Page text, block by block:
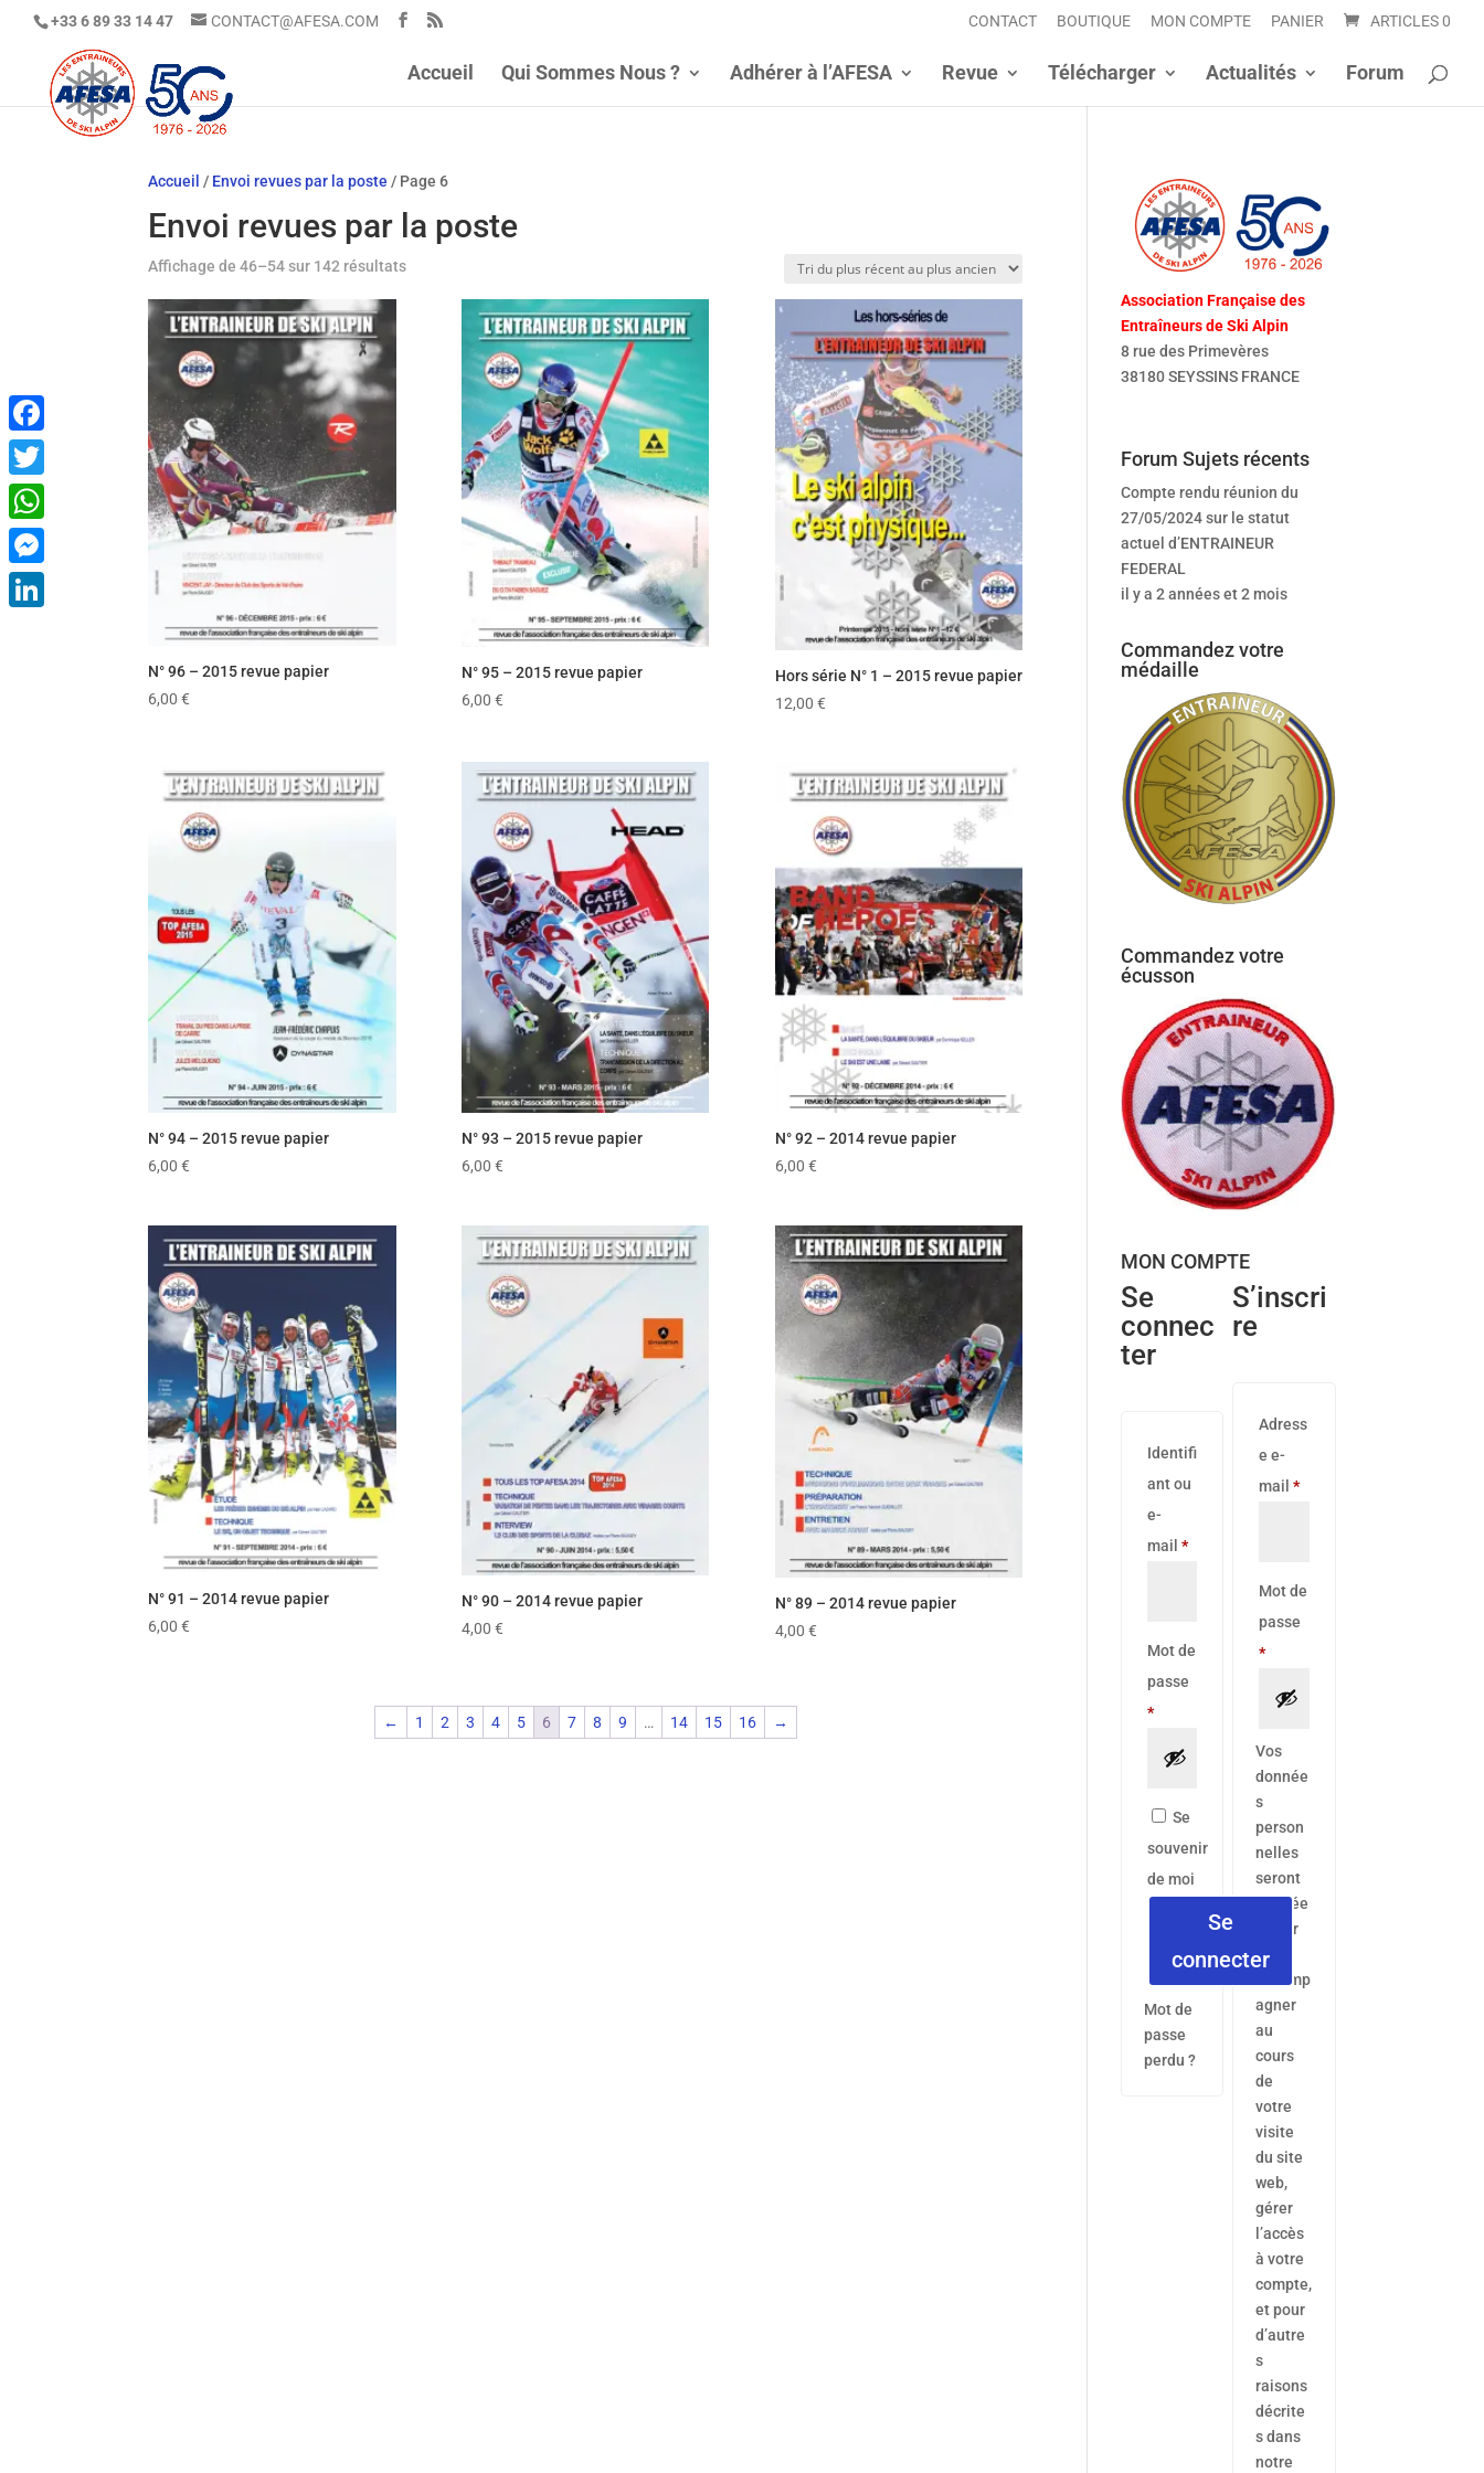
+33 6 89 33 14 47 CONTACT@AFESA.COM CONTACT BOUTIQUE MON COMPTE PANIER ARTICLES 0
Accueil Qui Sommes Nous ? Adhérer à l’AFESA Revue Télécharger Actualités Forum
Accueil / Envoi revues par la poste / Page 6
Envoi revues par la poste
Affichage de 46–54 sur 142 résultatsTrié
N° 96 – 2015 revue papier
6,00€
N° 95 – 2015 revue papier
6,00 €
Hors série N° 1 – 2015 revue papier
12,00 €
N° 94 – 2015 revue papier
6,00€
N° 93 – 2015 revue papier
6,00 €
N° 92 – 2014 revue papier
6,00 €
N° 91 – 2014 revue papier
6,00€
N° 90 – 2014 revue papier
4,00 €
N° 89 – 2014 revue papier
4,00 €
← 1 2 3 4 5 6 7 8 9 … 14 15 16 →
Association Française des
Entraîneurs de Ski Alpin
8 rue des Primevères
38180 SEYSSINS FRANCE
Forum Sujets récents
Compte rendu réunion du
27/05/2024 sur le statut
actuel d’ENTRAINEUR
FEDERAL
il y a 2 années et 2 mois
Commandez votre
médaille
Commandez votre
écusson
MON COMPTE
Se
connec
ter
Identifi
ant ou
e-
mail*Obligatoire
Mot de
passe
*Obligatoire
Se
souvenir
de moi
Se
connecter
Mot de
passe
perdu ?
S’inscri
re
Adress
e e-
mail*Obligatoire
Mot de
passe
*Obligatoire
Vos
donnée
s
person
nelles
seront
utilisée
s pour
vous
accomp
agner
au
cours
de
votre
visite
du site
web,
gérer
l’accès
à votre
compte,
et pour
d’autre
s
raisons
décrite
s dans
notre
Facebook
Twitter
WhatsApp
Messenger